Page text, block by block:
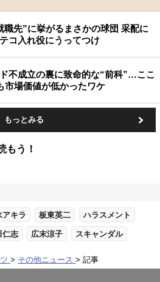
職先”に挙がるまさかの球団 采配に
コ入れ役にうってつけ
不成立の裏に致命的な“前科”…ここ
市場価値が低かったワケ
もっとみる
もう！
アキラ 板東英二 ハラスメント
仁志 広末涼子 スキャンダル
その他ニュース 記事